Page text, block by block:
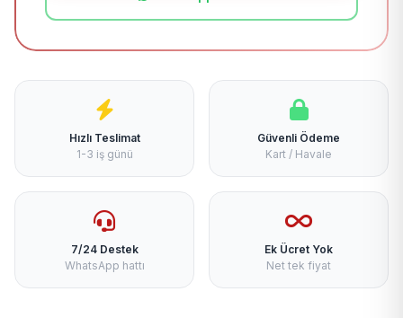
Hızlı Teslimat
1-3 iş günü
Güvenli Ödeme
Kart / Havale
7/24 Destek
WhatsApp hattı
Ek Ücret Yok
Net tek fiyat